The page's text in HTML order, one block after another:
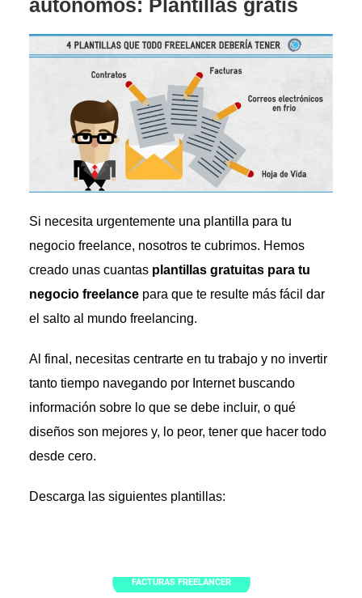
Si necesita urgentemente una plantilla para tu
negocio freelance, nosotros te cubrimos. Hemos
creado unas cuantas plantillas gratuitas para tu
negocio freelancepara que te resulte más fácil dar
el salto al mundo freelancing.
Al final, necesitas centrarte en tu trabajo y no invertir
tanto tiempo navegando por Internet buscando
información sobre lo que se debe incluir, o qué
diseños son mejores y, lo peor, tener que hacer todo
desde cero.
Descarga las siguientes plantillas:
FACTURAS FREELANCER